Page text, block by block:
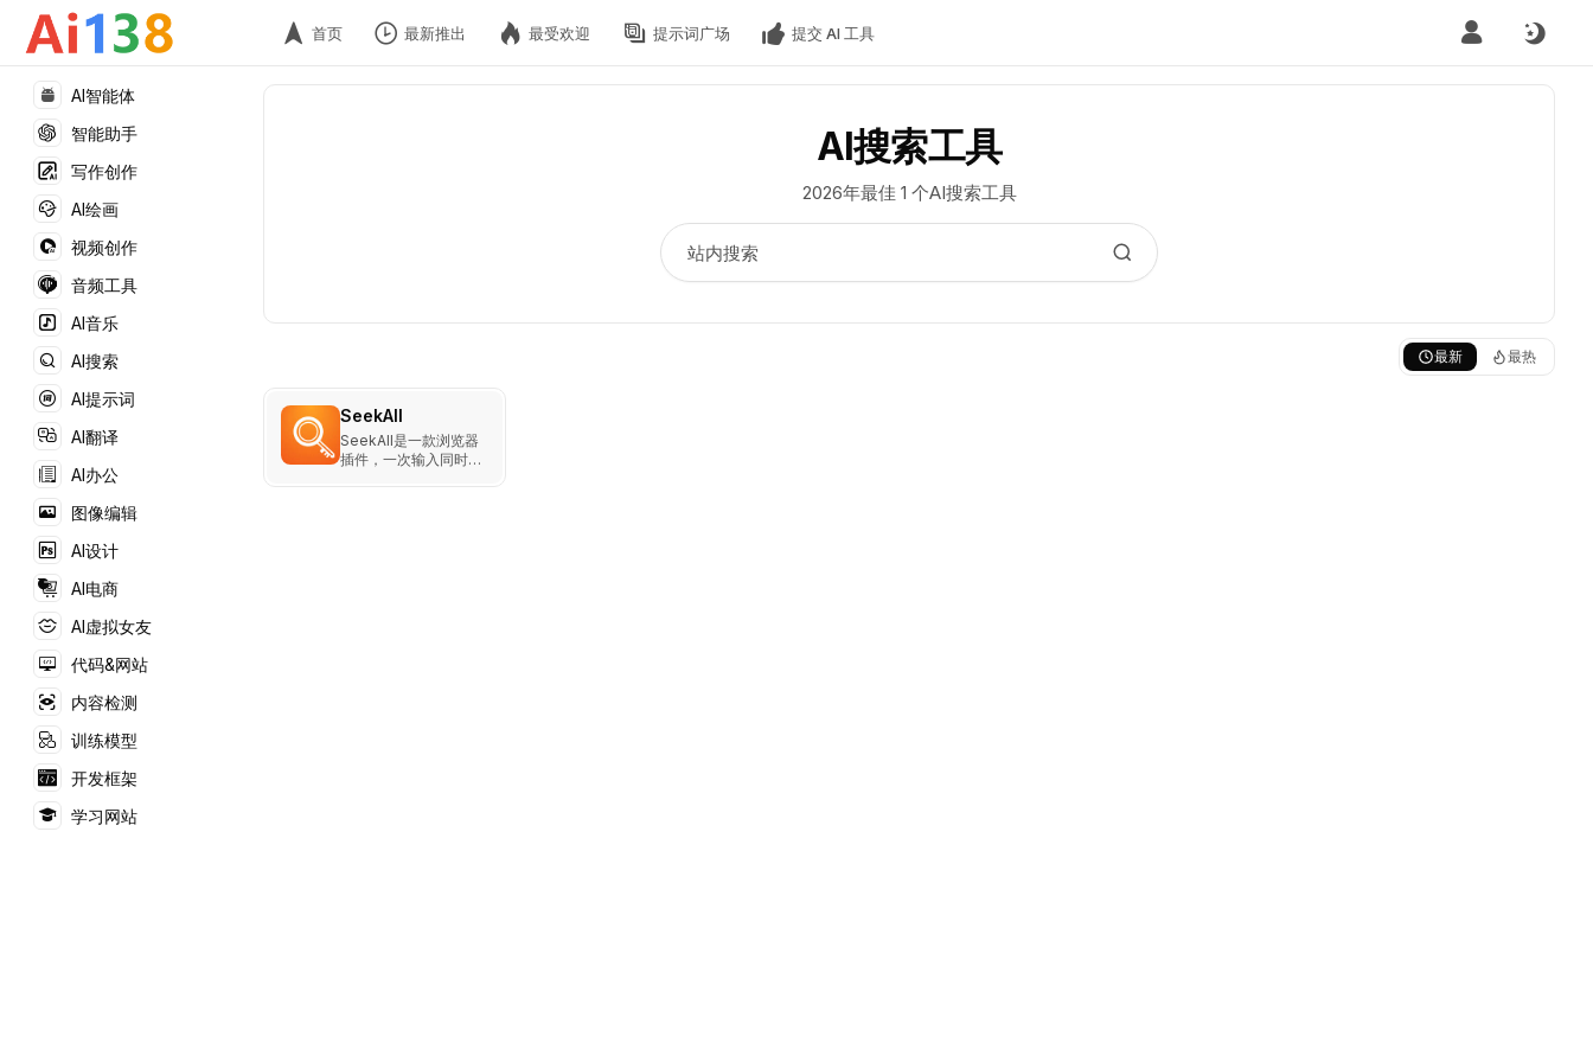
AI智能体
智能助手
写作创作
AI绘画
视频创作
音频工具
AI音乐
AI搜索
AI提示词
AI翻译
AI办公
图像编辑
AI设计
AI电商
AI虚拟女友
代码&网站
内容检测
训练模型
开发框架
学习网站
首页 最新推出 最受欢迎 提示词广场 提交 AI 工具
AI搜索工具
2026年最佳 1 个AI搜索工具
最新 最热
SeekAll
SeekAll是一款浏览器
插件，一次输入同时获